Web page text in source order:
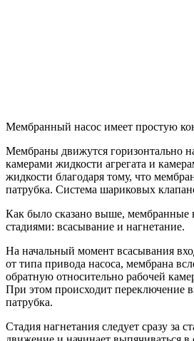
Мембранный насос имеет простую
Мембраны движутся горизонтально
камерами жидкости агрегата и
жидкости благодаря тому, что
патрубка. Система шариковых
Как было сказано выше, мембранные
стадиями: всасывание и нагнетание.
На начальный момент всасывания
от типа привода насоса, мембрана
обратную относительно рабочей
При этом происходит переключение
патрубка.
Стадия нагнетания следует сразу